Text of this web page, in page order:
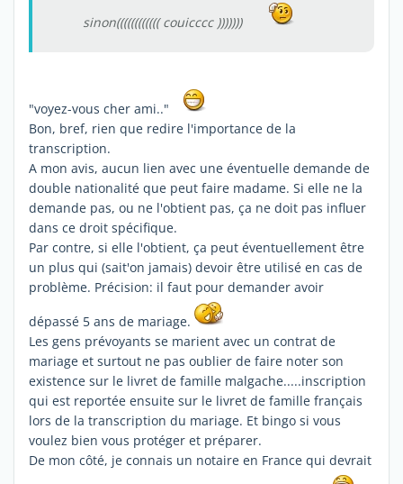
sinon(((((((((((( couicccc )))))))
"voyez-vous cher ami.."
Bon, bref, rien que redire l'importance de la
transcription.
A mon avis, aucun lien avec une éventuelle demande de
double nationalité que peut faire madame. Si elle ne la
demande pas, ou ne l'obtient pas, ça ne doit pas influer
dans ce droit spécifique.
Par contre, si elle l'obtient, ça peut éventuellement être
un plus qui (sait'on jamais) devoir être utilisé en cas de
problème. Précision: il faut pour demander avoir
dépassé 5 ans de mariage.
Les gens prévoyants se marient avec un contrat de
mariage et surtout ne pas oublier de faire noter son
existence sur le livret de famille malgache.....inscription
qui est reportée ensuite sur le livret de famille français
lors de la transcription du mariage. Et bingo si vous
voulez bien vous protéger et préparer.
De mon côté, je connais un notaire en France qui devrait